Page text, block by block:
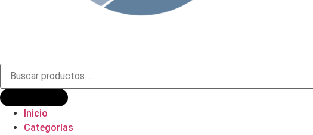
Búsqueda
productos
Inicio
Categorías